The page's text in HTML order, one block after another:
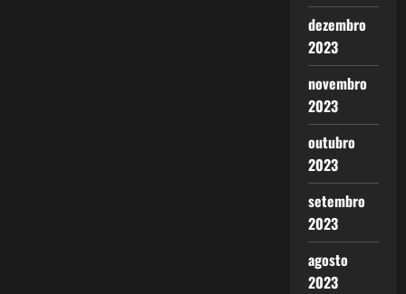
dezembro
2023
novembro
2023
outubro
2023
setembro
2023
agosto
2023